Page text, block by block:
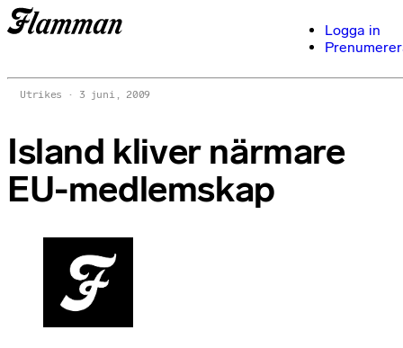
Logga in
Utrikes 3 juni, 2009
Island kliver närmare
EU-medlemskap